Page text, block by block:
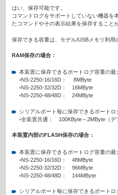
はい、保存可能です。
コマンドログをサポートしていない機器を
たコマンドやその表示結果を保存すること
保存できる容量は、モデル/USBメモリ利用
RAM保存の場合：
本装置に保存できるポートログ容量の最
◦NS-2250-16/16D： 8MByte
◦NS-2250-32/32D： 16MByte
◦NS-2250-48/48D： 24MByte
シリアルポート毎に保存できるポートロ
◦全装置共通： 100KByte～2MByte（デ
本装置内部のFLASH保存の場合：
本装置に保存できるポートログ容量の最
◦NS-2250-16/16D： 48MByte
◦NS-2250-32/32D： 96MByte
◦NS-2250-48/48D： 144MByte
シリアルポート毎に保存できるポートロ